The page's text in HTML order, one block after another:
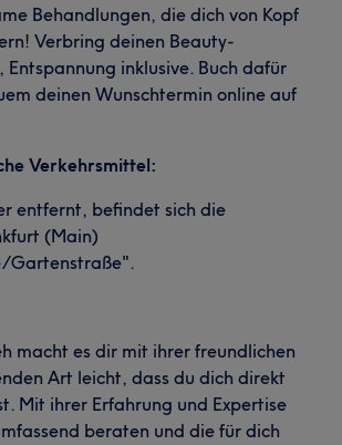
Behandlungen, die dich von Kopf
Verbring deinen Beauty-
inklusive. Buch dafür
deinen Wunschtermin online auf
Verkehrsmittel:
entfernt, befindet sich die
(Main)
Gartenstraße".
macht es dir mit ihrer freundlichen
Art leicht, dass du dich direkt
Mit ihrer Erfahrung und Expertise
beraten und die für dich